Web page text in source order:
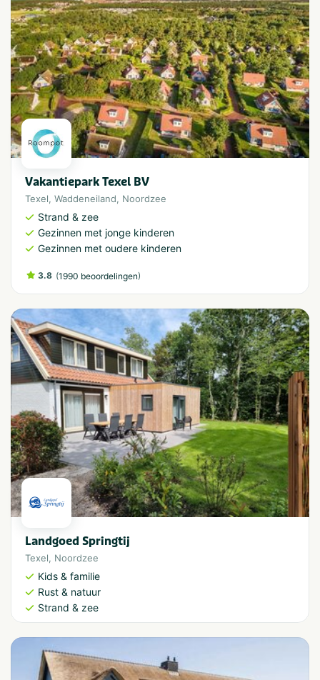
Vakantiepark Texel BV
Texel, Waddeneiland, Noordzee
Strand & zee
Gezinnen met jonge kinderen
Gezinnen met oudere kinderen
3.8 (1990 beoordelingen)
Landgoed Springtij
Texel, Noordzee
Kids & familie
Rust & natuur
Strand & zee